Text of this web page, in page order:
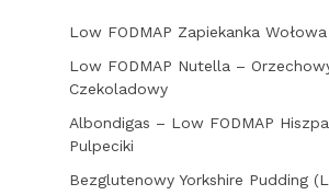
Low FODMAP Zapiekanka
Low FODMAP Nutella –
Czekoladowy
Albondigas – Low FODMAP
Pulpeciki
Bezglutenowy Yorkshire Pudding